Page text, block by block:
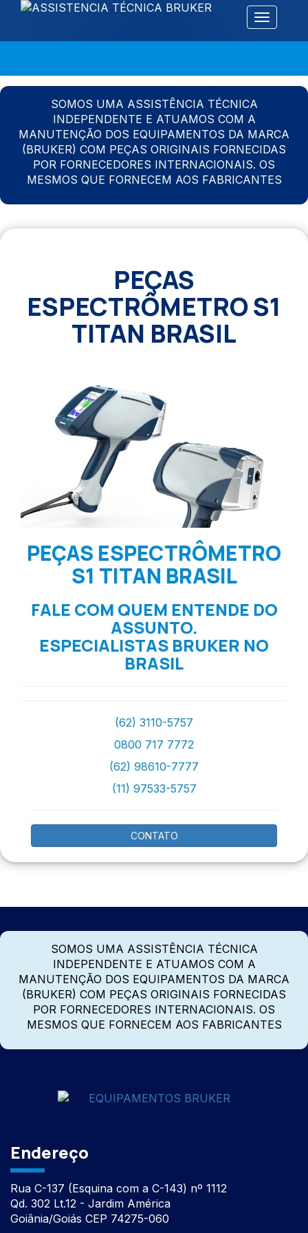
Alternar
SOMOS UMA ASSISTÊNCIA TÉCNICA
INDEPENDENTE E ATUAMOS COM A
MANUTENÇÃO DOS EQUIPAMENTOS DA MARCA
(BRUKER) COM PEÇAS ORIGINAIS FORNECIDAS
POR FORNECEDORES INTERNACIONAIS. OS
MESMOS QUE FORNECEM AOS FABRICANTES
PEÇAS
ESPECTRÔMETRO S1
TITAN BRASIL
PEÇAS ESPECTRÔMETRO
S1 TITAN BRASIL
FALE COM QUEM ENTENDE DO
ASSUNTO.
ESPECIALISTAS BRUKER NO
BRASIL
(62) 3110-5757
0800 717 7772
(62) 98610-7777
(11) 97533-5757
CONTATO
SOMOS UMA ASSISTÊNCIA TÉCNICA
INDEPENDENTE E ATUAMOS COM A
MANUTENÇÃO DOS EQUIPAMENTOS DA MARCA
(BRUKER) COM PEÇAS ORIGINAIS FORNECIDAS
POR FORNECEDORES INTERNACIONAIS. OS
MESMOS QUE FORNECEM AOS FABRICANTES
Endereço
Rua C-137 (Esquina com a C-143) nº 1112
Qd. 302 Lt.12 - Jardim América
Goiânia/Goiás CEP 74275-060